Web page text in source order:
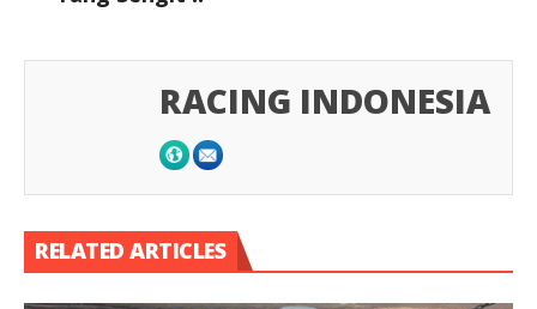
RACING INDONESIA
RELATED ARTICLES